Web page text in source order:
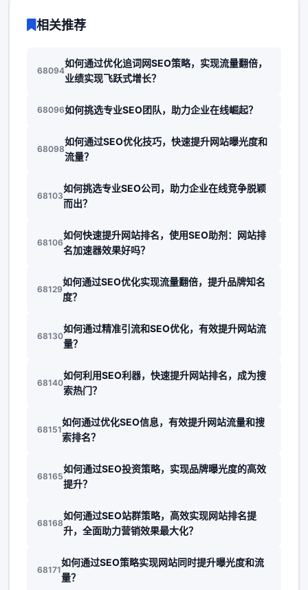
相关推荐
68094
如何通过优化追词网SEO策略，实现流量翻倍，
业绩实现飞跃式增长？
68096如何挑选专业SEO团队，助力企业在线崛起？
68098
如何通过SEO优化技巧，快速提升网站曝光度和
流量？
68103
如何挑选专业SEO公司，助力企业在线竞争脱颖
而出？
68106
如何快速提升网站排名，使用SEO助剂：网站排
名加速器效果好吗？
68129
如何通过SEO优化实现流量翻倍，提升品牌知名
度？
68130
如何通过精准引流和SEO优化，有效提升网站流
量？
68140
如何利用SEO利器，快速提升网站排名，成为搜
索热门？
68151
如何通过优化SEO信息，有效提升网站流量和搜
索排名？
68165
如何通过SEO投资策略，实现品牌曝光度的高效
提升？
68168
如何通过SEO站群策略，高效实现网站排名提
升，全面助力营销效果最大化？
68171
如何通过SEO策略实现网站同时提升曝光度和流
量？